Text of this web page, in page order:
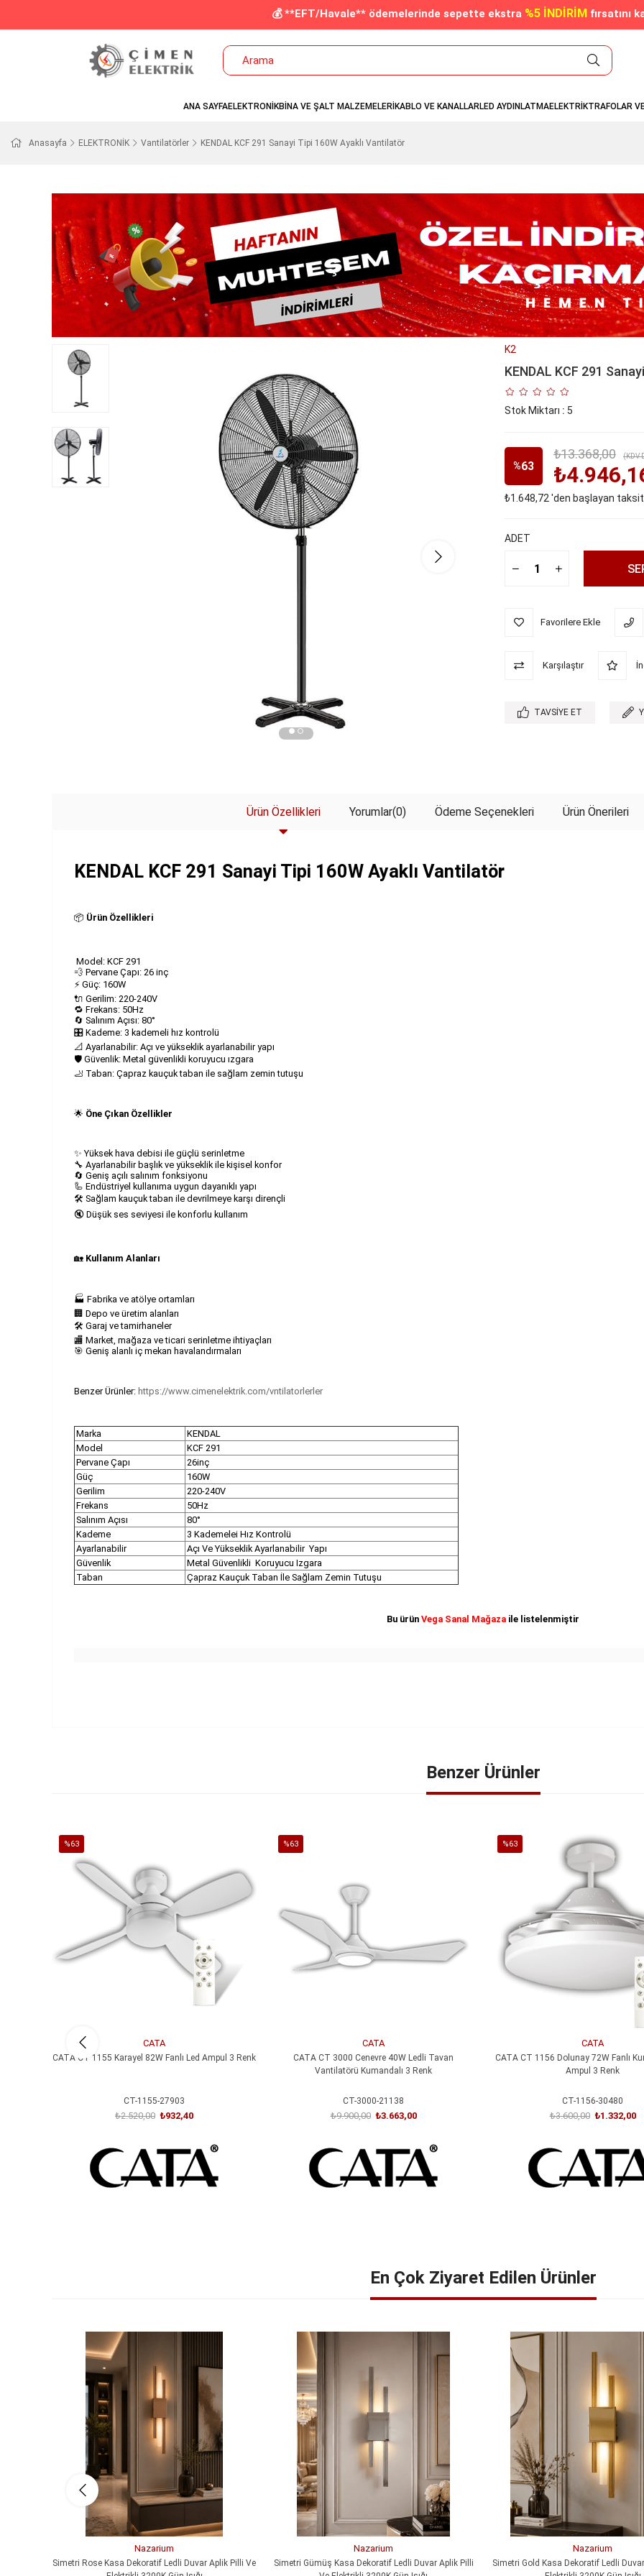
💰 **EFT/Havale** ödemelerinde sepette ekstra %5 İNDİRİM fırsatını
ANA SAYFAELEKTRONİKBİNA VE ŞALT MALZEMELERİKABLO VE KANALLARLED AYDINLATMAELEKTRİKTRAFOLAR
Anasayfa ELEKTRONİK Vantilatörler KENDAL KCF 291 Sanayi Tipi 160W Ayaklı Vantilatör
K2
KENDAL KCF 291
Stok Miktarı : 5
%63
İndirim
₺13.368,00 (KDV
₺1.648,72 'den başlayan
ADET
Favorilere Ekle
Karşılaştır
TAVSIYE ET
Ürün Özellikleri Yorumlar(0) Ödeme Seçenekleri Ürün Önerileri
KENDAL KCF 291 Sanayi Tipi 160W Ayaklı Vantilatör
📦 Ürün Özellikleri
Model: KCF 291
💨 Pervane Çapı: 26 inç
⚡ Güç: 160W
🔌 Gerilim: 220-240V
🔁 Frekans: 50Hz
🔄 Salınım Açısı: 80°
🎛️ Kademe: 3 kademeli hız kontrolü
📐 Ayarlanabilir: Açı ve yükseklik ayarlanabilir yapı
🛡️ Güvenlik: Metal güvenlikli koruyucu ızgara
🦶 Taban: Çapraz kauçuk taban ile sağlam zemin tutuşu
🌟 Öne Çıkan Özellikler
✨ Yüksek hava debisi ile güçlü serinletme
🔧 Ayarlanabilir başlık ve yükseklik ile kişisel konfor
🔄 Geniş açılı salınım fonksiyonu
🦾 Endüstriyel kullanıma uygun dayanıklı yapı
🛠️ Sağlam kauçuk taban ile devrilmeye karşı dirençli
🔇 Düşük ses seviyesi ile konforlu kullanım
🏡 Kullanım Alanları
🏭 Fabrika ve atölye ortamları
🏢 Depo ve üretim alanları
🛠️ Garaj ve tamirhaneler
🏬 Market, mağaza ve ticari serinletme ihtiyaçları
🎯 Geniş alanlı iç mekan havalandırmaları
Benzer Ürünler: https://www.cimenelektrik.com/vntilatorlerler
Marka
KENDAL
Model
KCF 291
Pervane Çapı
26inç
Güç
160W
Gerilim
220-240V
Frekans
50Hz
Salınım Açısı
80°
Kademe
3 Kademelei Hız Kontrolü
Ayarlanabilir
Açı Ve Yükseklik Ayarlanabilir Yapı
Güvenlik
Metal Güvenlikli Koruyucu Izgara
Taban
Çapraz Kauçuk Taban İle Sağlam Zemin Tutuşu
Bu ürün Vega Sanal Mağaza ile listelenmiştir
Benzer Ürünler
%63
İndirim
%63İndirim
CATA
CATA CT 1155 Karayel 82W Fanlı Led Ampul 3 Renk
CT-1155-27903
₺932,40
₺2.520,00
%63
CATA
CATA CT 3000 Cenevre 40W Ledli Tavan
Vantilatörü Kumandalı 3 Renk
CT-3000-21138
₺3.663,00
₺9.900,00
%63
CATA
CATA CT 1156 Dolunay 72W Fanlı
Ampul 3 Renk
CT-1156-30480
₺1.332,00
₺3.600,00
En Çok Ziyaret Edilen Ürünler
Nazarium
Simetri Rose Kasa Dekoratif Ledli Duvar Aplik Pilli Ve
Nazarium
Simetri Gümüş Kasa Dekoratif Ledli Duvar Aplik Pilli
Nazarium
Simetri Gold Kasa Dekoratif Ledli